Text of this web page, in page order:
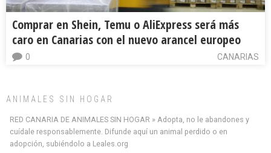
Comprar en Shein, Temu o AliExpress será más
caro en Canarias con el nuevo arancel europeo
CANARIAS
0
ANIMALES SIN HOGAR
RED CANARIA DE ANIMALES SIN HOGAR » Adopta, no le abandones y
cuídale responsablemente. Difunde aquí un animal perdido o en
adopción, subiéndolo a Leales.org